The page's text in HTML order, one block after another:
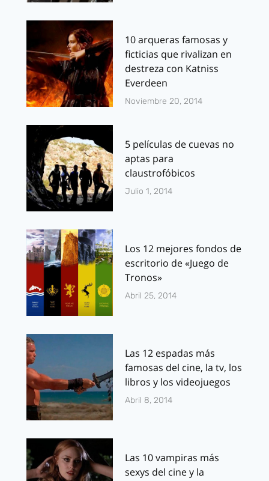
10 arqueras famosas y
ficticias que rivalizan en
destreza con Katniss
Everdeen
Noviembre 20, 2014
5 películas de cuevas no
aptas para
claustrofóbicos
Julio 1, 2014
Los 12 mejores fondos de
escritorio de «Juego de
Tronos»
Abril 25, 2014
Las 12 espadas más
famosas del cine, la tv, los
libros y los videojuegos
Abril 8, 2014
Las 10 vampiras más
sexys del cine y la